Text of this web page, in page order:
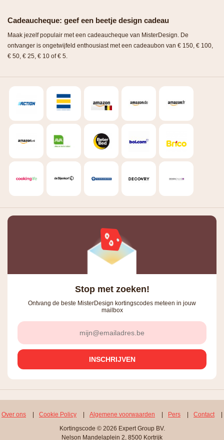
Cadeaucheque: geef een beetje design cadeau
Maak jezelf populair met een cadeaucheque van MisterDesign. De
ontvanger is ongetwijfeld enthousiast met een cadeaubon van € 150, € 100,
€ 50, € 25, € 10 of € 5.
Stop met zoeken!
Ontvang de beste MisterDesign kortingscodes meteen in jouw
mailbox
Over ons Cookie Policy Algemene voorwaarden Pers Contact
Kortingscode © 2026 Expert Group BV.
Nelson Mandelaplein 2, 8500 Kortrijk